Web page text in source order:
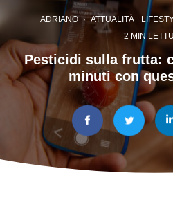
ADRIANO · ATTUALITÀ
2 MIN
Pesticidi sulla frutta:
minuti con